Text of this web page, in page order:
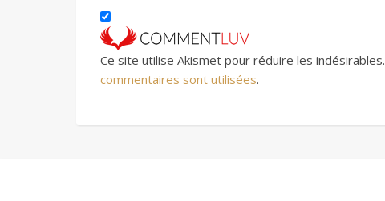
Ce site utilise Akismet pour réduire les indésirables.
commentaires sont utilisées.